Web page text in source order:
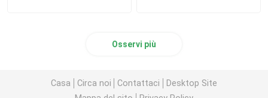
Osservi più
Casa Circa noi Contattaci
Desktop Site